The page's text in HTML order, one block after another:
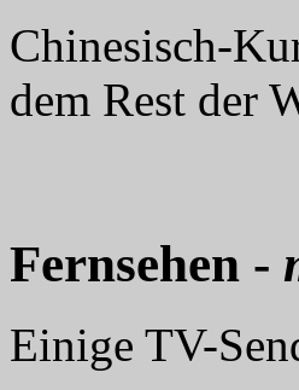
Chinesisch-
dem Rest der
Fernsehen -
Einige TV-